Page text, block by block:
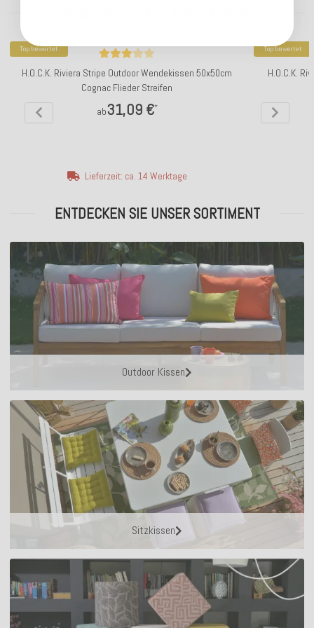
Top bewertet
H.O.C.K. Riviera Stripe Outdoor Wendekissen 50x50cm
Cognac Flieder Streifen
ab31,09 €*
Lieferzeit: ca. 14 Werktage
Top bewertet
H.O.C.K.
ENTDECKEN SIE UNSER SORTIMENT
Outdoor Kissen
Sitzkissen